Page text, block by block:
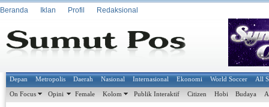
Beranda Iklan Profil Redaksional
Depan Metropolis Daerah Nasional Internasional Ekonomi World Soccer All
On Focus Opini Female Kolom Publik Interaktif Citizen Hobi Budaya